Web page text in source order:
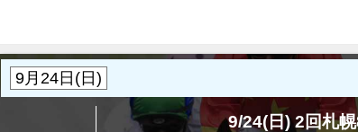
9/24(日) 2回札